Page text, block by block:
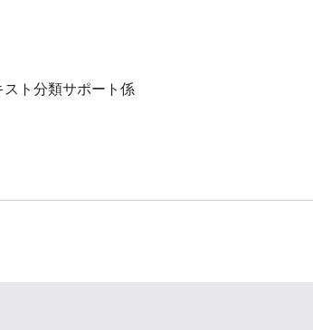
ト分類サポート係